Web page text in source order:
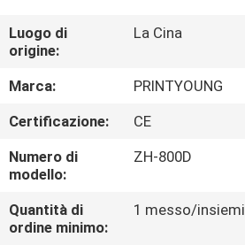
CIRCA
NOI
GIRO
DELLA
FABBRICA
Luogo di
origine:
La Cina
Marca:
PRINTYOUNG
Certificazione:
CE
Numero di
modello:
ZH-800D
Quantità di
ordine minimo:
1 messo/insiemi